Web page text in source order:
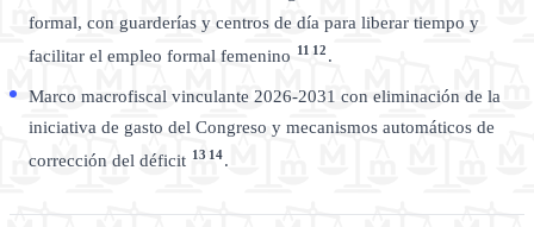
formal, con guarderías y centros de día para liberar tiempo y
facilitar el empleo formal femenino 11 12 .
Marco macrofiscal vinculante 2026-2031 con eliminación de la
iniciativa de gasto del Congreso y mecanismos automáticos de
corrección del déficit 13 14.